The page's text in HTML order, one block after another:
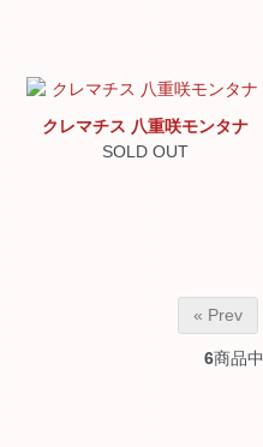
クレマチス 八重咲モンタナ
SOLD OUT
« Prev
6商品中